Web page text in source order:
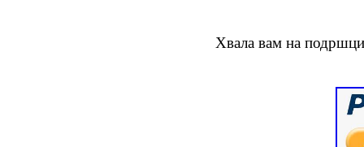
Хвала вам на